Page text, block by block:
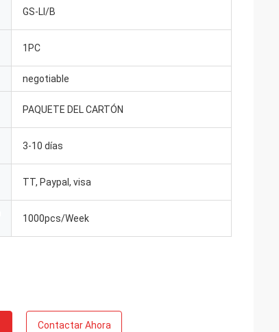
GS-LI/B
1PC
negotiable
PAQUETE DEL CARTÓN
3-10 días
TT, Paypal, visa
1000pcs/Week
Contactar Ahora